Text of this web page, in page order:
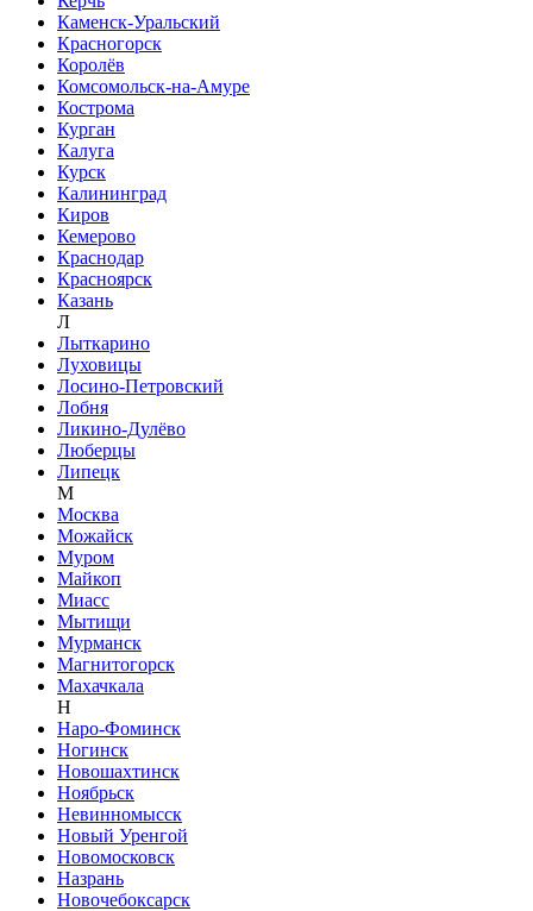
Каменск-Уральский
Красногорск
Королёв
Комсомольск-на-Амуре
Кострома
Курган
Калуга
Курск
Калининград
Киров
Кемерово
Краснодар
Красноярск
Казань
Л
Лыткарино
Луховицы
Лосино-Петровский
Лобня
Ликино-Дулёво
Люберцы
Липецк
М
Москва
Можайск
Муром
Майкоп
Миасс
Мытищи
Мурманск
Магнитогорск
Махачкала
Н
Наро-Фоминск
Ногинск
Новошахтинск
Ноябрьск
Невинномысск
Новый Уренгой
Новомосковск
Назрань
Новочебоксарск